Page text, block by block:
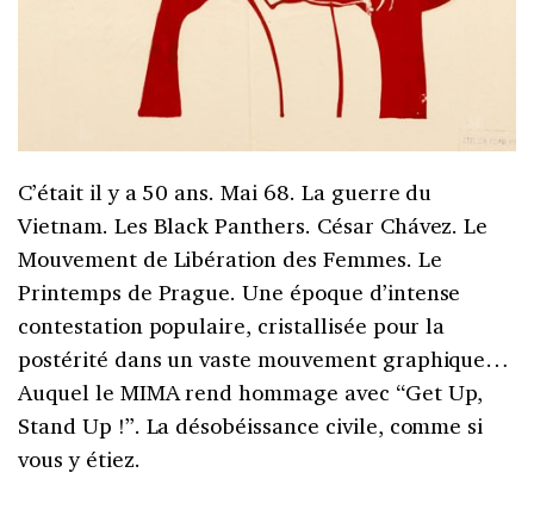
C’était il y a 50 ans. Mai 68. La guerre du
Vietnam. Les Black Panthers. César Chávez. Le
Mouvement de Libération des Femmes. Le
Printemps de Prague. Une époque d’intense
contestation populaire, cristallisée pour la
postérité dans un vaste mouvement graphique…
Auquel le MIMA rend hommage avec “Get Up,
Stand Up !”. La désobéissance civile, comme si
vous y étiez.